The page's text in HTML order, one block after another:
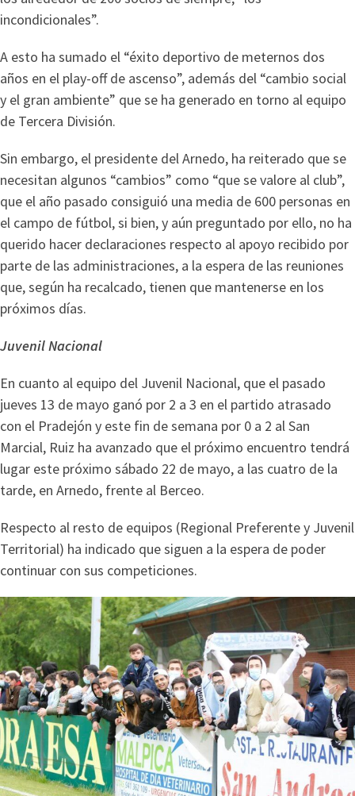
incondicionales”.
A esto ha sumado el “éxito deportivo de meternos dos
años en el play-off de ascenso”, además del “cambio social
y el gran ambiente” que se ha generado en torno al equipo
de Tercera División.
Sin embargo, el presidente del Arnedo, ha reiterado que se
necesitan algunos “cambios” como “que se valore al club”,
que el año pasado consiguió una media de 600 personas en
el campo de fútbol, si bien, y aún preguntado por ello, no ha
querido hacer declaraciones respecto al apoyo recibido por
parte de las administraciones, a la espera de las reuniones
que, según ha recalcado, tienen que mantenerse en los
próximos días.
Juvenil Nacional
En cuanto al equipo del Juvenil Nacional, que el pasado
jueves 13 de mayo ganó por 2 a 3 en el partido atrasado
con el Pradejón y este fin de semana por 0 a 2 al San
Marcial, Ruiz ha avanzado que el próximo encuentro tendrá
lugar este próximo sábado 22 de mayo, a las cuatro de la
tarde, en Arnedo, frente al Berceo.
Respecto al resto de equipos (Regional Preferente y Juvenil
Territorial) ha indicado que siguen a la espera de poder
continuar con sus competiciones.